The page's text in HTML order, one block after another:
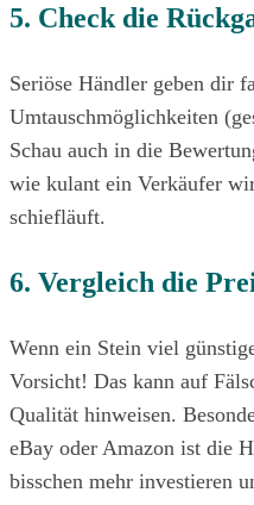
5. Check die
Seriöse Händler geben dir
Umtauschmöglichkeiten
Schau auch in die
wie kulant ein Verkäufer
schiefläuft.
6. Vergleich die
Wenn ein Stein viel
Vorsicht! Das kann auf
Qualität hinweisen.
eBay oder Amazon ist die
bisschen mehr investieren